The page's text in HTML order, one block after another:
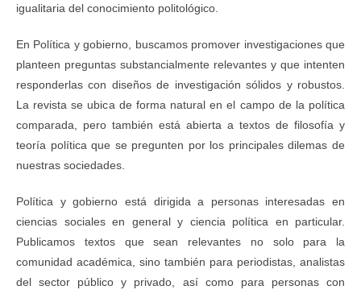
igualitaria del conocimiento politológico.
En Política y gobierno, buscamos promover investigaciones que
planteen preguntas substancialmente relevantes y que intenten
responderlas con diseños de investigación sólidos y robustos.
La revista se ubica de forma natural en el campo de la política
comparada, pero también está abierta a textos de filosofía y
teoría política que se pregunten por los principales dilemas de
nuestras sociedades.
Política y gobierno está dirigida a personas interesadas en
ciencias sociales en general y ciencia política en particular.
Publicamos textos que sean relevantes no solo para la
comunidad académica, sino también para periodistas, analistas
del sector público y privado, así como para personas con